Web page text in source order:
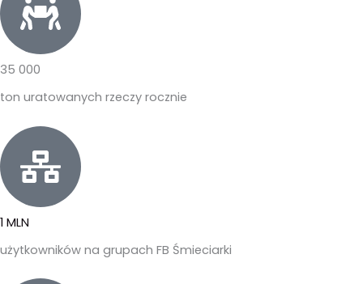
35 000
ton uratowanych rzeczy rocznie
1 MLN
użytkowników na grupach FB Śmieciarki